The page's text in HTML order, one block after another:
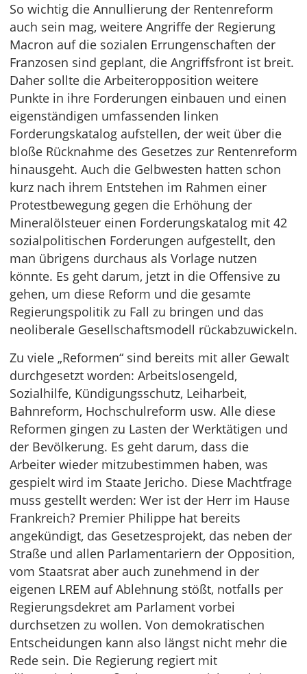
So wichtig die Annullierung der Rentenreform
auch sein mag, weitere Angriffe der Regierung
Macron auf die sozialen Errungenschaften der
Franzosen sind geplant, die Angriffsfront ist breit.
Daher sollte die Arbeiteropposition weitere
Punkte in ihre Forderungen einbauen und einen
eigenständigen umfassenden linken
Forderungskatalog aufstellen, der weit über die
bloße Rücknahme des Gesetzes zur Rentenreform
hinausgeht. Auch die Gelbwesten hatten schon
kurz nach ihrem Entstehen im Rahmen einer
Protestbewegung gegen die Erhöhung der
Mineralölsteuer einen Forderungskatalog mit 42
sozialpolitischen Forderungen aufgestellt, den
man übrigens durchaus als Vorlage nutzen
könnte. Es geht darum, jetzt in die Offensive zu
gehen, um diese Reform und die gesamte
Regierungspolitik zu Fall zu bringen und das
neoliberale Gesellschaftsmodell rückabzuwickeln.
Zu viele „Reformen“ sind bereits mit aller Gewalt
durchgesetzt worden: Arbeitslosengeld,
Sozialhilfe, Kündigungsschutz, Leiharbeit,
Bahnreform, Hochschulreform usw. Alle diese
Reformen gingen zu Lasten der Werktätigen und
der Bevölkerung. Es geht darum, dass die
Arbeiter wieder mitzubestimmen haben, was
gespielt wird im Staate Jericho. Diese Machtfrage
muss gestellt werden: Wer ist der Herr im Hause
Frankreich? Premier Philippe hat bereits
angekündigt, das Gesetzesprojekt, das neben der
Straße und allen Parlamentariern der Opposition,
vom Staatsrat aber auch zunehmend in der
eigenen LREM auf Ablehnung stößt, notfalls per
Regierungsdekret am Parlament vorbei
durchsetzen zu wollen. Von demokratischen
Entscheidungen kann also längst nicht mehr die
Rede sein. Die Regierung regiert mit